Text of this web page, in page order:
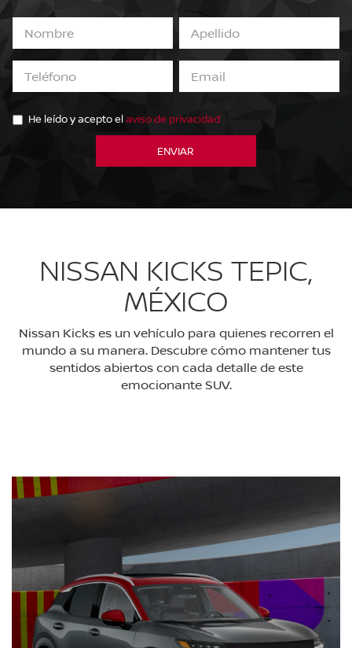
He leído y acepto elaviso de privacidad
NISSAN KICKS TEPIC,
MÉXICO
Nissan Kicks es un vehículo para quienes recorren el
mundo a su manera. Descubre cómo mantener tus
sentidos abiertos con cada detalle de este
emocionante SUV.